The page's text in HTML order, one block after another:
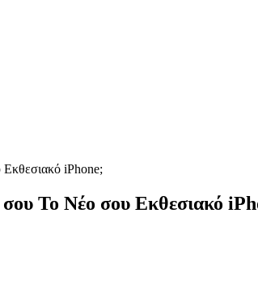
iPhone;
Το Νέο σου Εκθεσιακό